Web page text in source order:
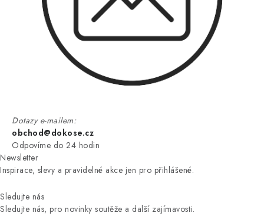
Dotazy e-mailem:
obchod@dokose.cz
Odpovíme do 24 hodin
Newsletter
Inspirace, slevy a pravidelné akce jen pro přihlášené.
Sledujte nás
Sledujte nás, pro novinky soutěže a další zajímavosti.